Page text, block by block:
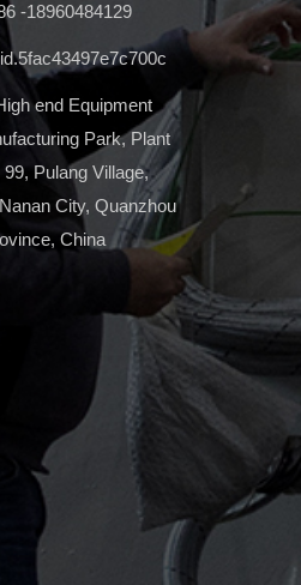
-18960484129
end Equipment
Park, Plant
Pulang Village,
City, Quanzhou
China